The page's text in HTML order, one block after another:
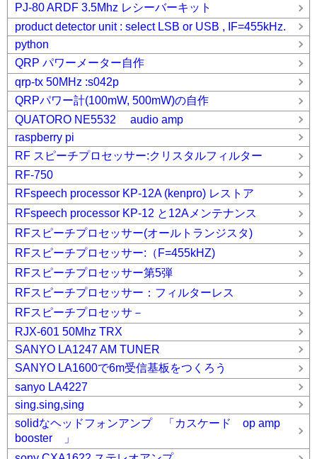
PJ-80 ARDF 3.5Mhz レシーバーキット
product detector unit : select LSB or USB , IF=455kHz.
python
QRP パワーメーター自作
qrp-tx 50MHz :s042p
QRPパワー計(100mW, 500mW)の自作
QUATORO NE5532 audio amp
raspberry pi
RF スピーチプロセッサー:クリスタルフィルター
RF-750
RFspeech processor KP-12A (kenpro) レストア
RFspeech processor KP-12 と12Aメンテナンス
RFスピーチプロセッサー(オールトランジスタ)
RFスピーチプロセッサー:（F=455kHZ)
RFスピーチプロセッサー第5弾
RFスピーチプロセッサー：フィルターレス
RFスピーチプロセッサ－
RJX-601 50Mhz TRX
SANYO LA1247 AM TUNER
SANYO LA1600で6m受信基板をつくろう
sanyo LA4227
sing.sing,sing
solidなヘッドフォンアンプ 「カスケード op amp
booster 」